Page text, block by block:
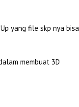
yang file skp nya bisa
membuat 3D